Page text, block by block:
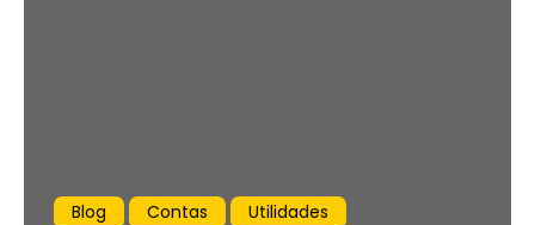
Blog Contas Utilidades